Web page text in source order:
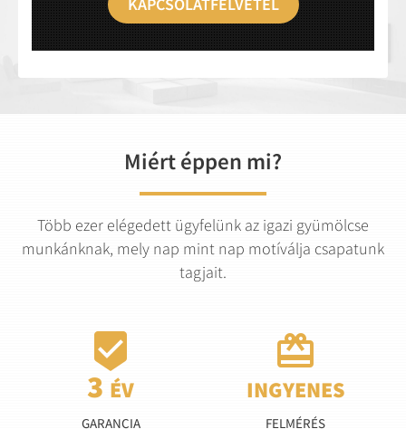
Miért éppen mi?
Több ezer elégedett ügyfelünk az igazi gyümölcse
munkánknak, mely nap mint nap motíválja csapatunk
tagjait.

GARANCIA

FELMÉRÉS